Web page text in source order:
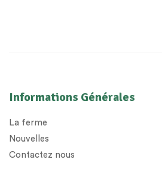
Informations Générales
La ferme
Nouvelles
Contactez nous